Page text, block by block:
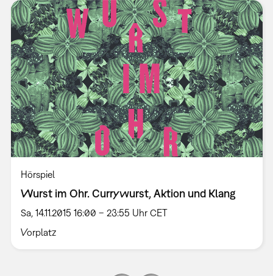
Hörspiel
Wurst im Ohr. Currywurst, Aktion und Klang
Sa, 14.11.2015 16:00 – 23:55 Uhr CET
Vorplatz